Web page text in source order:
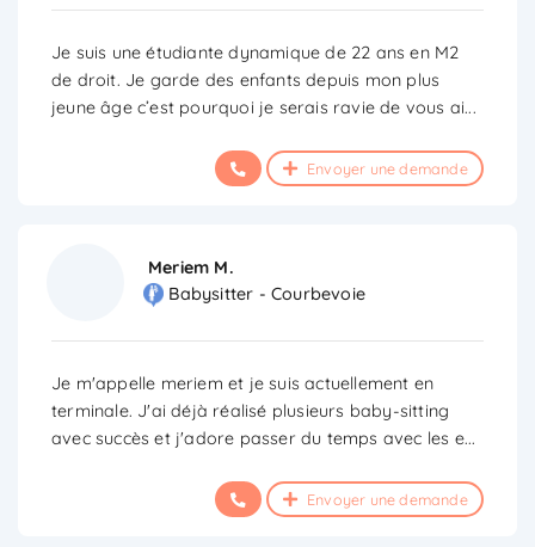
Je suis une étudiante dynamique de 22 ans en M2
de droit. Je garde des enfants depuis mon plus
jeune âge c’est pourquoi je serais ravie de vous ai...
Envoyer une demande
Meriem M.
Babysitter - Courbevoie
Je m'appelle meriem et je suis actuellement en
terminale. J'ai déjà réalisé plusieurs baby-sitting
avec succès et j'adore passer du temps avec les e...
Envoyer une demande